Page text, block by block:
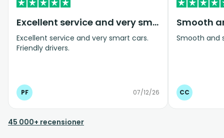
Excellent service and very smart cars
Excellent service and very smart cars.
Friendly drivers.
PF 07/12/26
Smooth
Smooth and
CC
45 000+ recensioner